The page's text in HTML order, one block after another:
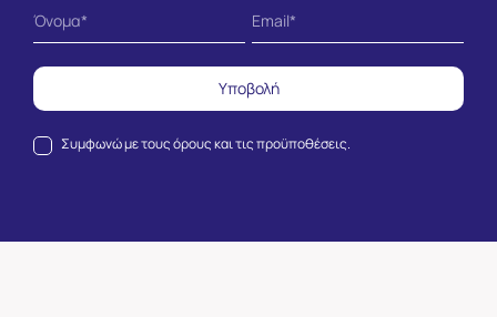
Συμφωνώ με τουςόρους και τις προϋποθέσεις.
Υποβολή